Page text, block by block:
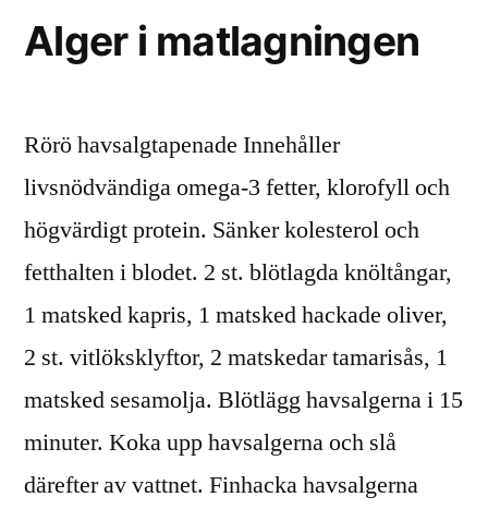
Alger i matlagningen
Rörö havsalgtapenade Innehåller
livsnödvändiga omega-3 fetter, klorofyll och
högvärdigt protein. Sänker kolesterol och
fetthalten i blodet. 2 st. blötlagda knöltångar,
1 matsked kapris, 1 matsked hackade oliver,
2 st. vitlöksklyftor, 2 matskedar tamarisås, 1
matsked sesamolja. Blötlägg havsalgerna i 15
minuter. Koka upp havsalgerna och slå
därefter av vattnet. Finhacka havsalgerna